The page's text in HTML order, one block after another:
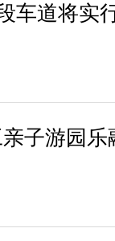
车道将实
子游园乐